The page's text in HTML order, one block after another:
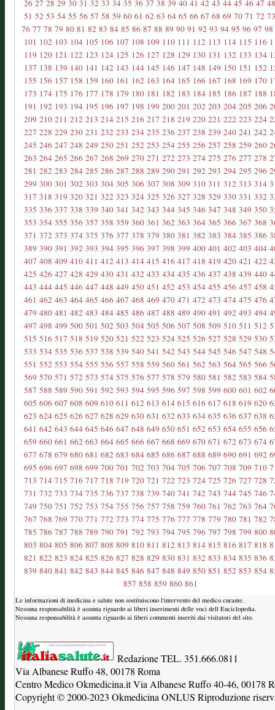
26 27 28 29 30 31 32 33 34 35 36 37 38 39 40 41 42 43 44 45 46 47 48
51 52 53 54 55 56 57 58 59 60 61 62 63 64 65 66 67 68 69 70 71 72 73
76 77 78 79 80 81 82 83 84 85 86 87 88 89 90 91 92 93 94 95 96 97 98
101 102 103 104 105 106 107 108 109 110 111 112 113 114 115 116
119 120 121 122 123 124 125 126 127 128 129 130 131 132 133 134
137 138 139 140 141 142 143 144 145 146 147 148 149 150 151 152
155 156 157 158 159 160 161 162 163 164 165 166 167 168 169 170
173 174 175 176 177 178 179 180 181 182 183 184 185 186 187 188
191 192 193 194 195 196 197 198 199 200 201 202 203 204 205 206
209 210 211 212 213 214 215 216 217 218 219 220 221 222 223 224
227 228 229 230 231 232 233 234 235 236 237 238 239 240 241 242
245 246 247 248 249 250 251 252 253 254 255 256 257 258 259 260
263 264 265 266 267 268 269 270 271 272 273 274 275 276 277 278
281 282 283 284 285 286 287 288 289 290 291 292 293 294 295 296
299 300 301 302 303 304 305 306 307 308 309 310 311 312 313 314
317 318 319 320 321 322 323 324 325 326 327 328 329 330 331 332
335 336 337 338 339 340 341 342 343 344 345 346 347 348 349 350
353 354 355 356 357 358 359 360 361 362 363 364 365 366 367 368
371 372 373 374 375 376 377 378 379 380 381 382 383 384 385 386
389 390 391 392 393 394 395 396 397 398 399 400 401 402 403 404
407 408 409 410 411 412 413 414 415 416 417 418 419 420 421 422
425 426 427 428 429 430 431 432 433 434 435 436 437 438 439 440
443 444 445 446 447 448 449 450 451 452 453 454 455 456 457 458
461 462 463 464 465 466 467 468 469 470 471 472 473 474 475 476
479 480 481 482 483 484 485 486 487 488 489 490 491 492 493 494
497 498 499 500 501 502 503 504 505 506 507 508 509 510 511 512
515 516 517 518 519 520 521 522 523 524 525 526 527 528 529 530
533 534 535 536 537 538 539 540 541 542 543 544 545 546 547 548
551 552 553 554 555 556 557 558 559 560 561 562 563 564 565 566
569 570 571 572 573 574 575 576 577 578 579 580 581 582 583 584
587 588 589 590 591 592 593 594 595 596 597 598 599 600 601 602
605 606 607 608 609 610 611 612 613 614 615 616 617 618 619 620
623 624 625 626 627 628 629 630 631 632 633 634 635 636 637 638
641 642 643 644 645 646 647 648 649 650 651 652 653 654 655 656
659 660 661 662 663 664 665 666 667 668 669 670 671 672 673 674
677 678 679 680 681 682 683 684 685 686 687 688 689 690 691 692
695 696 697 698 699 700 701 702 703 704 705 706 707 708 709 710
713 714 715 716 717 718 719 720 721 722 723 724 725 726 727 728
731 732 733 734 735 736 737 738 739 740 741 742 743 744 745 746
749 750 751 752 753 754 755 756 757 758 759 760 761 762 763 764
767 768 769 770 771 772 773 774 775 776 777 778 779 780 781 782
785 786 787 788 789 790 791 792 793 794 795 796 797 798 799 800
803 804 805 806 807 808 809 810 811 812 813 814 815 816 817 818
821 822 823 824 825 826 827 828 829 830 831 832 833 834 835 836
839 840 841 842 843 844 845 846 847 848 849 850 851 852 853 854
857 858 859 860 861
Le informazioni di medicina e salute non sostituiscono l'intervento del medico curante.
Nessuna responsabilità è assunta riguardo ai liberi inserimenti delle voci dell Enciclopedia.
Nessuna responsabilità è assunta riguardo ai liberi commenti inseriti dai visitatori del sito.
Redazione TEL. 351.666.0811
Via Albanese Ruffo 48, 00178 Roma
Centro Medico Okmedicina.it Via Albanese Ruffo 40-46, 00178
Copyright © 2000-2023 Okmedicina ONLUS Riproduzione